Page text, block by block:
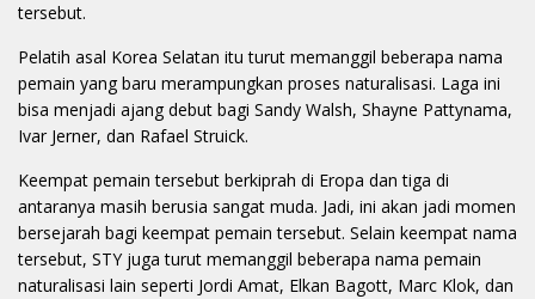
tersebut.
Pelatih asal Korea Selatan itu turut memanggil beberapa nama
pemain yang baru merampungkan proses naturalisasi. Laga ini
bisa menjadi ajang debut bagi Sandy Walsh, Shayne Pattynama,
Ivar Jerner, dan Rafael Struick.
Keempat pemain tersebut berkiprah di Eropa dan tiga di
antaranya masih berusia sangat muda. Jadi, ini akan jadi momen
bersejarah bagi keempat pemain tersebut. Selain keempat nama
tersebut, STY juga turut memanggil beberapa nama pemain
naturalisasi lain seperti Jordi Amat, Elkan Bagott, Marc Klok, dan